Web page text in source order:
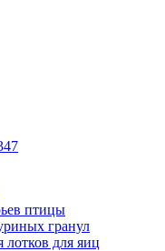
птицы
гранул
для яиц